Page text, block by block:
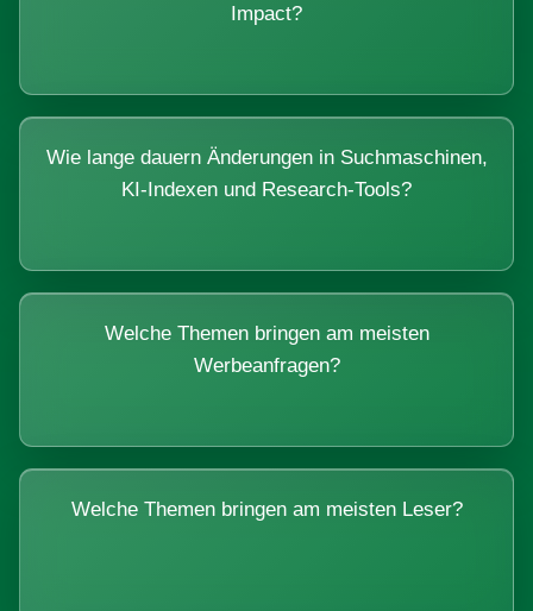
Impact?
Wie lange dauern Änderungen in Suchmaschinen,
KI-Indexen und Research-Tools?
Welche Themen bringen am meisten
Werbeanfragen?
Welche Themen bringen am meisten Leser?